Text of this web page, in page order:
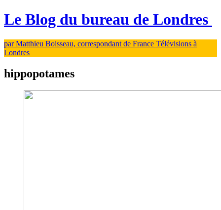
Le Blog du bureau de Londres
par Matthieu Boisseau, correspondant de France Télévisions à
Londres
hippopotames